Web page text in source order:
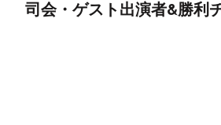
司会・ゲスト出演者&勝利